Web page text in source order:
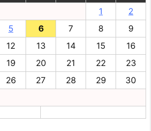
1
2
5 6 7 8
9
12 13 14 15
16
19 20 21 22
23
26 27 28 29
30